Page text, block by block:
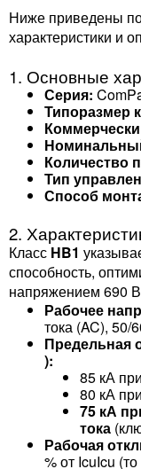
Ниже приведены
характеристики и
1. Основные
Серия:
Типоразмер
Количество
Тип
Способ
2.
Класс HB1
способность,
напряжением 690
Рабочее
тока (AC), 50/
Предельная
):
85 кА
80 кА
75 кА
тока
Рабочая
% от IcuIcu​